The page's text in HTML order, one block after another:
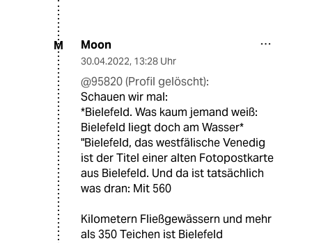
M Moon
30.04.2022, 13:28 Uhr
@95820 (Profil gelöscht):
Schauen wir mal:
*Bielefeld. Was kaum jemand weiß:
Bielefeld liegt doch am Wasser*
"Bielefeld, das westfälische Venedig
ist der Titel einer alten Fotopostkarte
aus Bielefeld. Und da ist tatsächlich
was dran: Mit 560
Kilometern Fließgewässern und mehr
als 350 Teichen ist Bielefeld